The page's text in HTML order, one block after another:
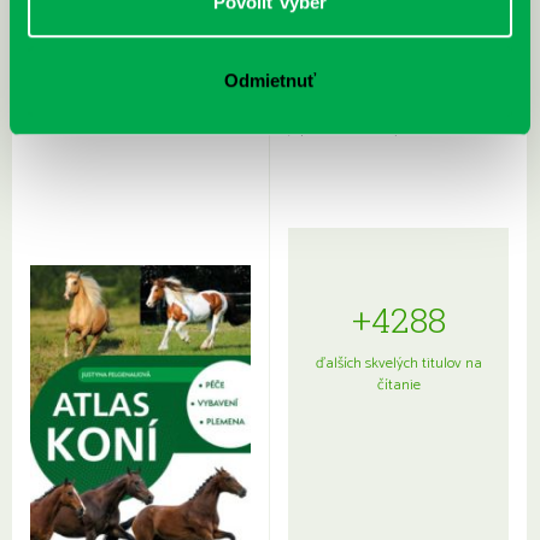
Odmietnuť
Rudź, Przemyslaw: Atlas hviezd:
Hardy, Paula: Japonsko na tanieri:
japonskou kuchyňou a etiketou
+4288
ďalších skvelých titulov na
čítanie